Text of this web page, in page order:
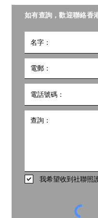
如有查詢，歡迎聯絡香
我希望收到社聯照